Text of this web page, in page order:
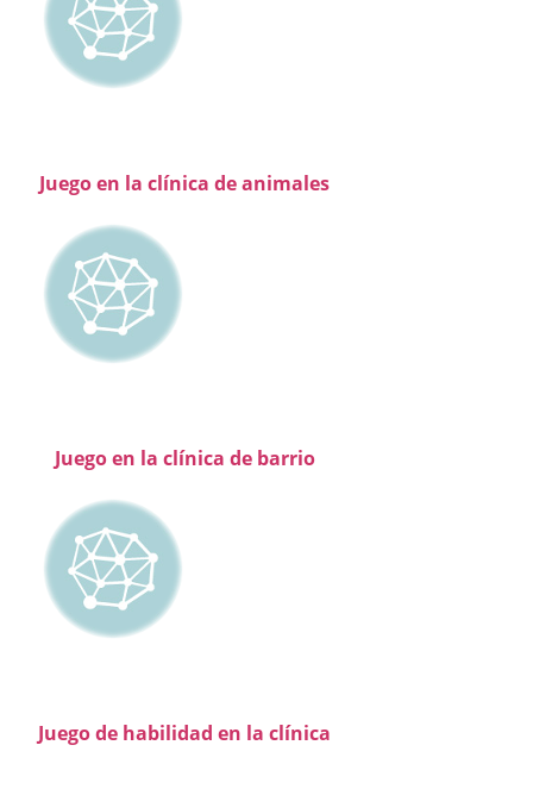
Juego en la clínica de animales
Juego en la clínica de barrio
Juego de habilidad en la clínica